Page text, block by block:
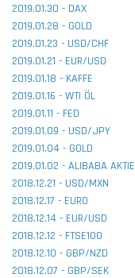
2019.01.30 - DAX
2019.01.28 - GOLD
2019.01.23 - USD/CHF
2019.01.21 - EUR/USD
2019.01.18 - KAFFE
2019.01.16 - WTI ÖL
2019.01.11 - FED
2019.01.09 - USD/JPY
2019.01.04 - GOLD
2019.01.02 - ALIBABA AKTIE
2018.12.21 - USD/MXN
2018.12.17 - EURO
2018.12.14 - EUR/USD
2018.12.12 - FTSE100
2018.12.10 - GBP/NZD
2018.12.07 - GBP/SEK